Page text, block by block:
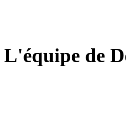
L'équipe de